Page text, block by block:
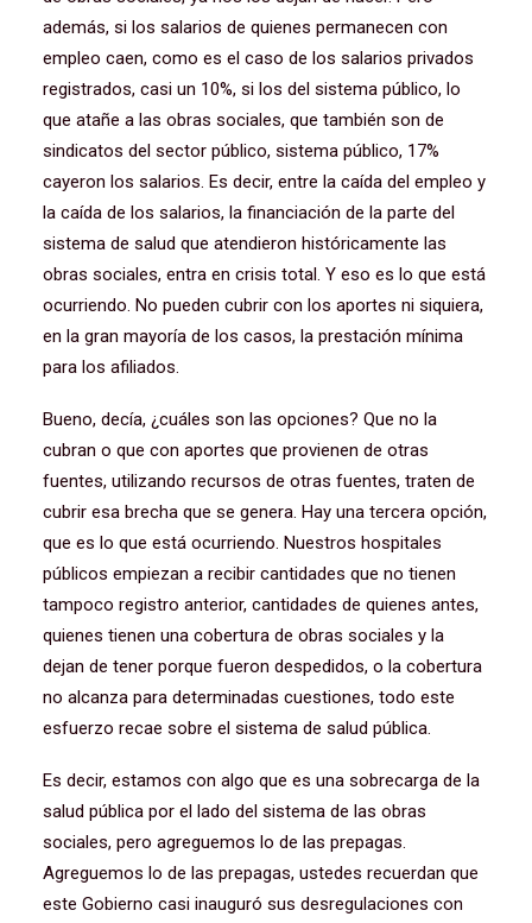
además, si los salarios de quienes permanecen con
empleo caen, como es el caso de los salarios privados
registrados, casi un 10%, si los del sistema público, lo
que atañe a las obras sociales, que también son de
sindicatos del sector público, sistema público, 17%
cayeron los salarios. Es decir, entre la caída del empleo y
la caída de los salarios, la financiación de la parte del
sistema de salud que atendieron históricamente las
obras sociales, entra en crisis total. Y eso es lo que está
ocurriendo. No pueden cubrir con los aportes ni siquiera,
en la gran mayoría de los casos, la prestación mínima
para los afiliados.
Bueno, decía, ¿cuáles son las opciones? Que no la
cubran o que con aportes que provienen de otras
fuentes, utilizando recursos de otras fuentes, traten de
cubrir esa brecha que se genera. Hay una tercera opción,
que es lo que está ocurriendo. Nuestros hospitales
públicos empiezan a recibir cantidades que no tienen
tampoco registro anterior, cantidades de quienes antes,
quienes tienen una cobertura de obras sociales y la
dejan de tener porque fueron despedidos, o la cobertura
no alcanza para determinadas cuestiones, todo este
esfuerzo recae sobre el sistema de salud pública.
Es decir, estamos con algo que es una sobrecarga de la
salud pública por el lado del sistema de las obras
sociales, pero agreguemos lo de las prepagas.
Agreguemos lo de las prepagas, ustedes recuerdan que
este Gobierno casi inauguró sus desregulaciones con